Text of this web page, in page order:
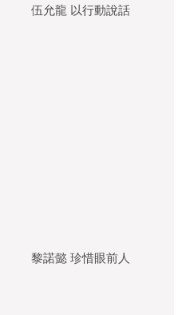
伍允龍 以行動說話
黎諾懿 珍惜眼前人